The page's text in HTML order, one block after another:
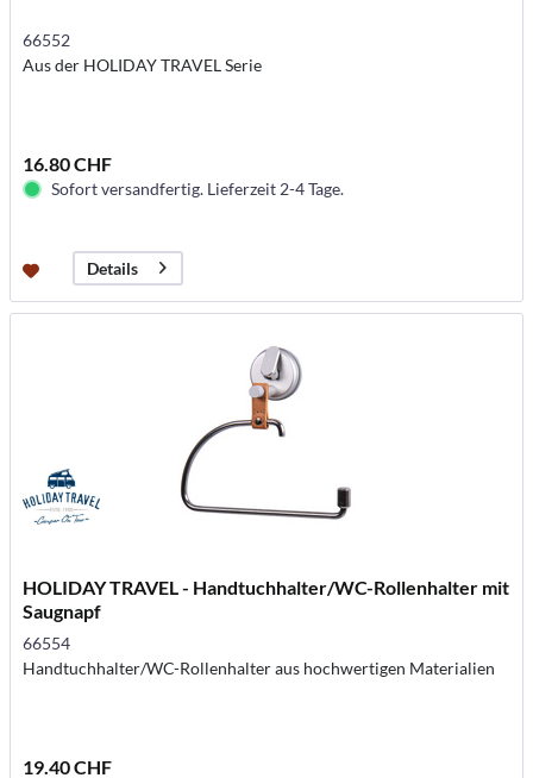
66552
Aus der HOLIDAY TRAVEL Serie
16.80 CHF
Sofort versandfertig. Lieferzeit 2-4 Tage.
Details
HOLIDAY TRAVEL - Handtuchhalter/WC-Rollenhalter mit
Saugnapf
66554
Handtuchhalter/WC-Rollenhalter aus hochwertigen Materialien
19.40 CHF